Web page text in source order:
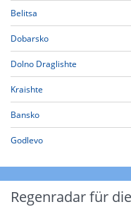
Belitsa
Dobarsko
Dolno Draglishte
Kraishte
Bansko
Godlevo
Regenradar für